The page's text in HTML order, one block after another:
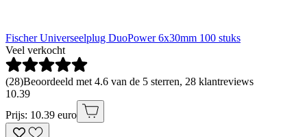
Fischer Universeelplug DuoPower 6x30mm 100 stuks
Veel verkocht
(28)Beoordeeld met 4.6 van de 5 sterren, 28 klantreviews
10.39
Prijs: 10.39 euro